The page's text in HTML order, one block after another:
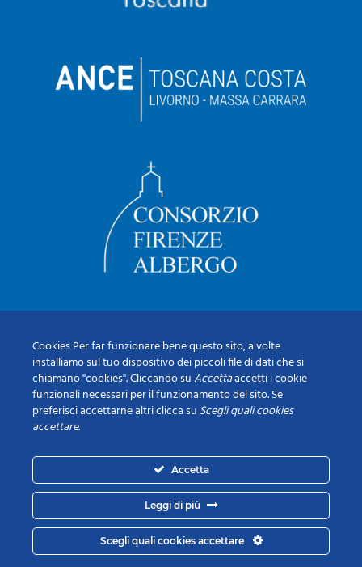
Cookies Per far funzionare bene questo sito, a volte
installiamo sul tuo dispositivo dei piccoli file di dati che si
chiamano "cookies". Cliccando suAccettaaccetti i cookie
funzionali necessari per il funzionamento del sito. Se
preferisci accettarne altri clicca su Scegli quali cookies
accettare.
Accetta
Leggi di più
Scegli quali cookies accettare